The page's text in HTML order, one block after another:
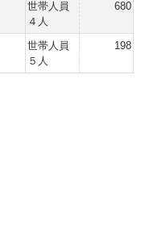
世帯人員
４人
680
世帯人員
５人
198